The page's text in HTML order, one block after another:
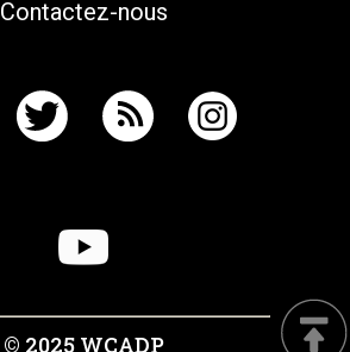
Contactez-nous
© 2025 WCADP